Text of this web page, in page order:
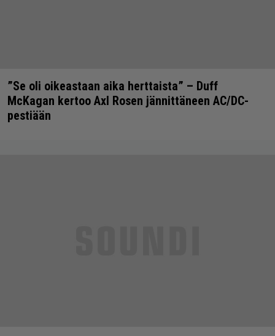
”Se oli oikeastaan aika herttaista” – Duff
McKagan kertoo Axl Rosen jännittäneen AC/DC-
pestiään